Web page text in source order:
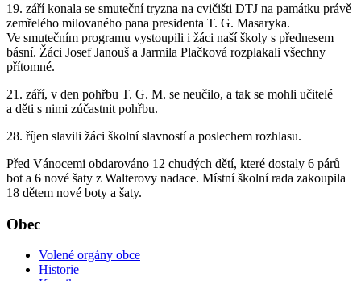
19. září konala se smuteční tryzna na cvičišti DTJ na památku právě
zemřelého milovaného pana presidenta T. G. Masaryka.
Ve smutečním programu vystoupili i žáci naší školy s přednesem
básní. Žáci Josef Janouš a Jarmila Plačková rozplakali všechny
přítomné.
21. září, v den pohřbu T. G. M. se neučilo, a tak se mohli učitelé
a děti s nimi zúčastnit pohřbu.
28. říjen slavili žáci školní slavností a poslechem rozhlasu.
Před Vánocemi obdarováno 12 chudých dětí, které dostaly 6 párů
bot a 6 nové šaty z Walterovy nadace. Místní školní rada zakoupila
18 dětem nové boty a šaty.
Obec
Volené orgány obce
Historie